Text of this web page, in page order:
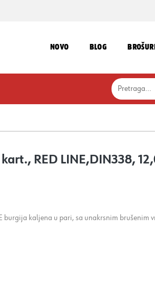
NOVO BLOG
RED LINE,DIN338,
burgija kaljena u pari, sa unakrsnim brušenim